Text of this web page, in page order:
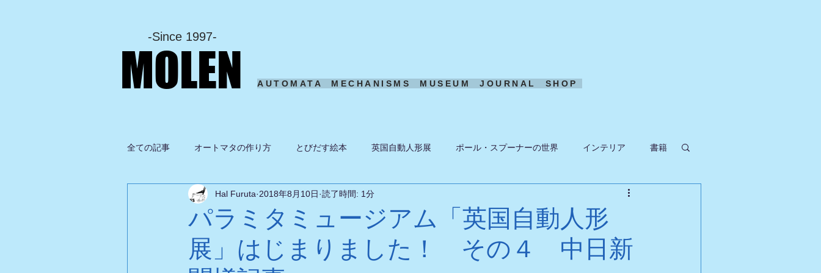
-Since 1997-
MOLEN AUTOMATA MECHANISMS MUSEUM JOURNAL SHOP
全ての記事 オートマタの作り方 とびだす絵本 英国自動人形展 ポール・スプーナーの世界 インテリア 書籍
グルメ ドローン ある日の風景
パラミタミュージアム「英国自動人形
展」はじまりました！ その４ 中日新
Hal Furuta 2018年8月10日 読了時間: 1分